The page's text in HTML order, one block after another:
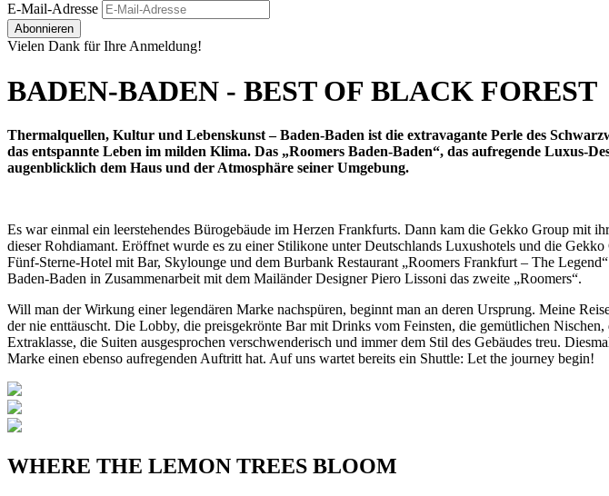
E-Mail-Adresse
Abonnieren
Vielen Dank für Ihre Anmeldung!
BADEN-BADEN - BEST OF BLACK FOREST
Thermalquellen, Kultur und Lebenskunst – Baden-Baden ist die extravagante Perle des
das entspannte Leben im milden Klima. Das „Roomers Baden-Baden“, das aufregende
augenblicklich dem Haus und der Atmosphäre seiner Umgebung.
Es war einmal ein leerstehendes Bürogebäude im Herzen Frankfurts. Dann kam die Gekko Group mit
dieser Rohdiamant. Eröffnet wurde es zu einer Stilikone unter Deutschlands Luxushotels und die
Fünf-Sterne-Hotel mit Bar, Skylounge und dem Burbank Restaurant „Roomers Frankfurt – The
Baden-Baden in Zusammenarbeit mit dem Mailänder Designer Piero Lissoni das zweite „Roomers“.
Will man der Wirkung einer legendären Marke nachspüren, beginnt man an deren Ursprung. Meine
der nie enttäuscht. Die Lobby, die preisgekrönte Bar mit Drinks vom Feinsten, die gemütlichen
Extraklasse, die Suiten ausgesprochen verschwenderisch und immer dem Stil des Gebäudes treu.
Marke einen ebenso aufregenden Auftritt hat. Auf uns wartet bereits ein Shuttle: Let the journey begin!
WHERE THE LEMON TREES BLOOM